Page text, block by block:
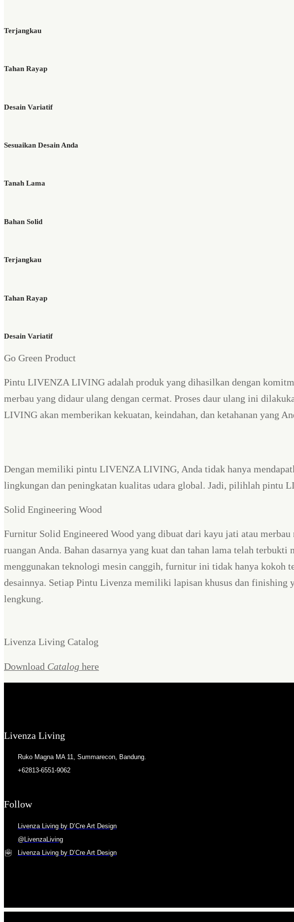
Terjangkau
Tahan Rayap
Desain Variatif
Sesuaikan Desain Anda
Tanah Lama
Bahan Solid
Terjangkau
Tahan Rayap
Desain Variatif
Go Green Product
Pintu LIVENZA LIVING adalah produk yang dihasilkan dengan
merbau yang didaur ulang dengan cermat. Proses daur ulang ini
LIVING akan memberikan kekuatan, keindahan, dan ketahanan yang
Dengan memiliki pintu LIVENZA LIVING, Anda tidak hanya
lingkungan dan peningkatan kualitas udara global. Jadi, pilihlah pintu
Solid Engineering Wood
Furnitur Solid Engineered Wood yang dibuat dari kayu jati atau
ruangan Anda. Bahan dasarnya yang kuat dan tahan lama telah
menggunakan teknologi mesin canggih, furnitur ini tidak hanya kokoh
desainnya. Setiap Pintu Livenza memiliki lapisan khusus dan finishing
lengkung.
Livenza Living Catalog
Download Catalog here
Livenza Living
Ruko Magna MA 11, Summarecon, Bandung.
+62813-6551-9062
Follow
Livenza Living by D’Cre Art Design
@LivenzaLiving
Livenza Living by D’Cre Art Design